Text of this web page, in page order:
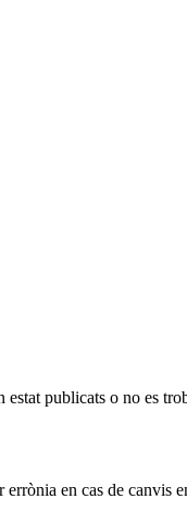
publicats o no es
en cas de